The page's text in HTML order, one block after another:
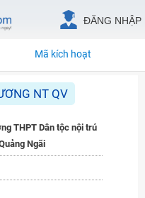
ĐĂNG NHẬP
Mã kích hoạt
NT QV
THPT Dân tộc nội trú
Ngãi